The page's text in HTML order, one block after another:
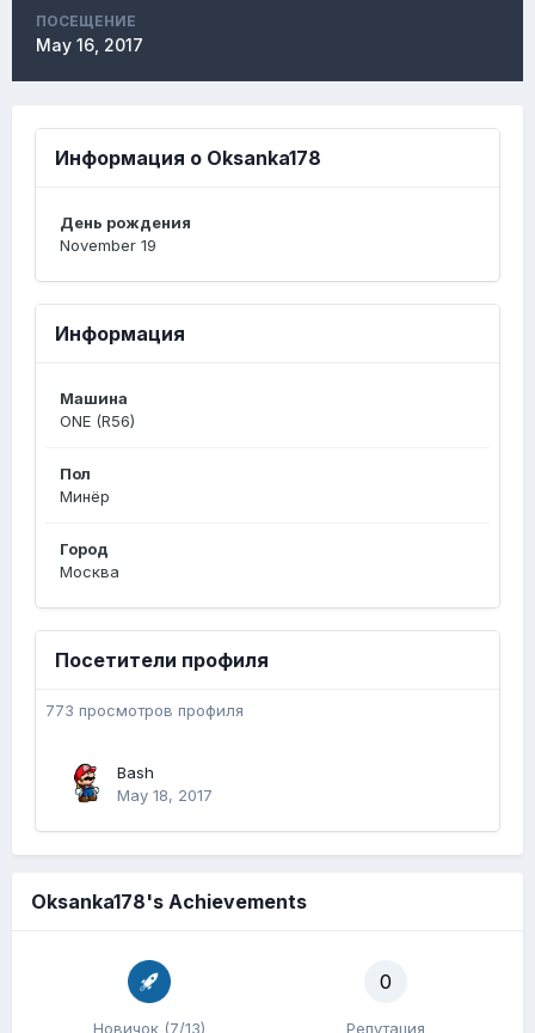
ПОСЕЩЕНИЕ
May 16, 2017
Информация о Oksanka178
День рождения
November 19
Информация
Машина
ONE (R56)
Пол
Минёр
Город
Москва
Посетители профиля
773 просмотров профиля
Bash
May 18, 2017
Oksanka178's Achievements
Новичок (7/13)
0
Репутация